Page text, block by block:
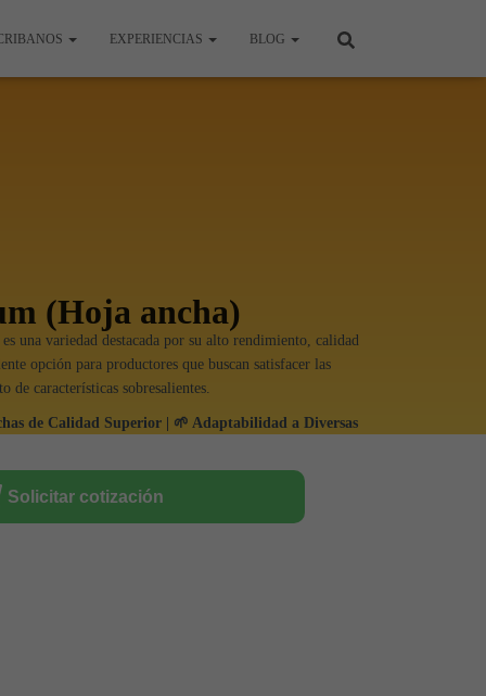
EXPERIENCIAS BLOG
(Hoja ancha)
es una variedad destacada por su alto rendimiento, calidad
opción para productores que buscan satisfacer las
de características sobresalientes.
de Calidad Superior | 🌱 Adaptabilidad a Diversas
Solicitar cotización